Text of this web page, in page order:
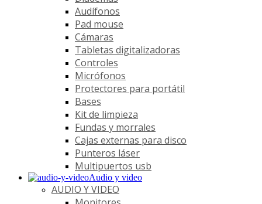
Audífonos
Pad mouse
Cámaras
Tabletas digitalizadoras
Controles
Micrófonos
Protectores para portátil
Bases
Kit de limpieza
Fundas y morrales
Cajas externas para disco
Punteros láser
Multipuertos usb
Audio y video
AUDIO Y VIDEO